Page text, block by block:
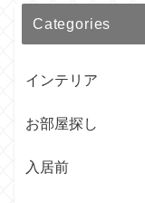
Categories
インテリア
お部屋探し
入居前